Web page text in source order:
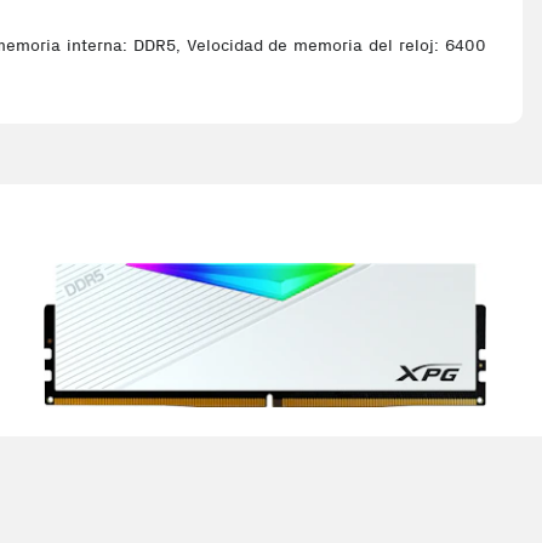
interna: DDR5, Velocidad de memoria del reloj: 6400